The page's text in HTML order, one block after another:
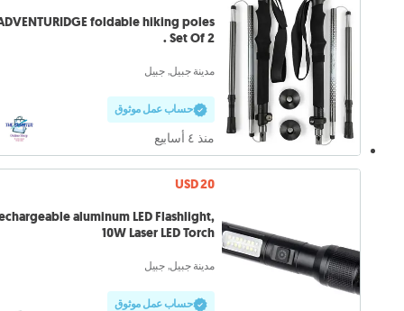
foldable hiking poles
Set Of 2 .
مدينة جبيل, جبيل
حساب عمل موثوق
منذ ٤ أسابيع
USD 20
aluminum LED Flashlight,
10W Laser LED Torch
مدينة جبيل, جبيل
حساب عمل موثوق